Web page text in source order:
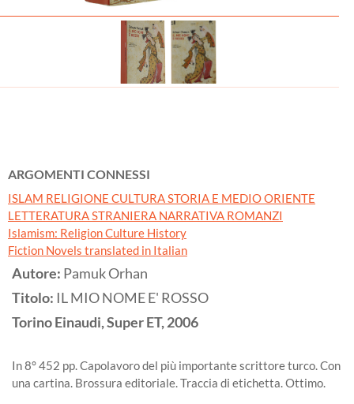
ARGOMENTI CONNESSI
ISLAM RELIGIONE CULTURA STORIA E MEDIO ORIENTE
LETTERATURA STRANIERA NARRATIVA ROMANZI
Islamism: Religion Culture History
Fiction Novels translated in Italian
Autore: Pamuk Orhan
Titolo: IL MIO NOME E' ROSSO
TorinoEinaudi, Super ET,2006
In 8° 452 pp. Capolavoro del più importante scrittore turco. Con
una cartina. Brossura editoriale. Traccia di etichetta. Ottimo.